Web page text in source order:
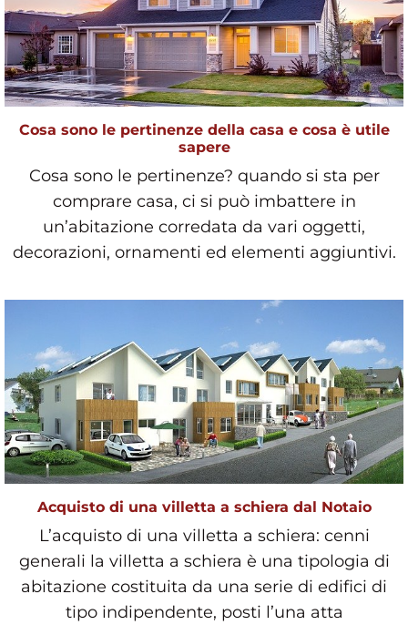
Cosa sono le pertinenze della casa e cosa è utile
sapere
Cosa sono le pertinenze? quando si sta per
comprare casa, ci si può imbattere in
un’abitazione corredata da vari oggetti,
decorazioni, ornamenti ed elementi aggiuntivi.
Acquisto di una villetta a schiera dal Notaio
L’acquisto di una villetta a schiera: cenni
generali la villetta a schiera è una tipologia di
abitazione costituita da una serie di edifici di
tipo indipendente, posti l’una atta